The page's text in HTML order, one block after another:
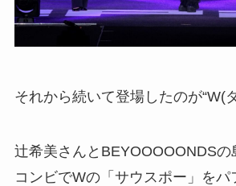
それから続いて登場したのが“W(
辻希美さんとBEYOOOOONDS
コンビでWの「サウスポー」をパ